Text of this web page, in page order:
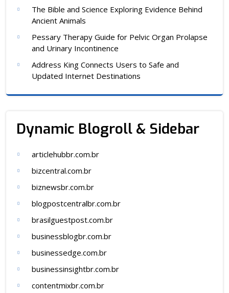
The Bible and Science Exploring Evidence Behind
Ancient Animals
Pessary Therapy Guide for Pelvic Organ Prolapse
and Urinary Incontinence
Address King Connects Users to Safe and
Updated Internet Destinations
Dynamic Blogroll & Sidebar
articlehubbr.com.br
bizcentral.com.br
biznewsbr.com.br
blogpostcentralbr.com.br
brasilguestpost.com.br
businessblogbr.com.br
businessedge.com.br
businessinsightbr.com.br
contentmixbr.com.br